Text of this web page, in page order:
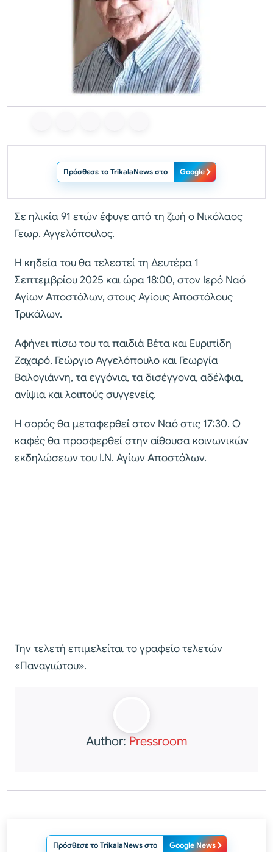
Πρόσθεσε το TrikalaNews στο Google
Σε ηλικία 91 ετών έφυγε από τη ζωή ο Νικόλαος
Γεωρ. Αγγελόπουλος.
Η κηδεία του θα τελεστεί τη Δευτέρα 1
Σεπτεμβρίου 2025 και ώρα 18:00, στον Ιερό Ναό
Αγίων Αποστόλων, στους Αγίους Αποστόλους
Τρικάλων.
Αφήνει πίσω του τα παιδιά Βέτα και Ευριπίδη
Ζαχαρό, Γεώργιο Αγγελόπουλο και Γεωργία
Βαλογιάννη, τα εγγόνια, τα δισέγγονα, αδέλφια,
ανίψια και λοιπούς συγγενείς.
Η σορός θα μεταφερθεί στον Ναό στις 17:30. Ο
καφές θα προσφερθεί στην αίθουσα κοινωνικών
εκδηλώσεων του Ι.Ν. Αγίων Αποστόλων.
Την τελετή επιμελείται το γραφείο τελετών
«Παναγιώτου».
Author: Pressroom
Πρόσθεσε το TrikalaNews στο Google News